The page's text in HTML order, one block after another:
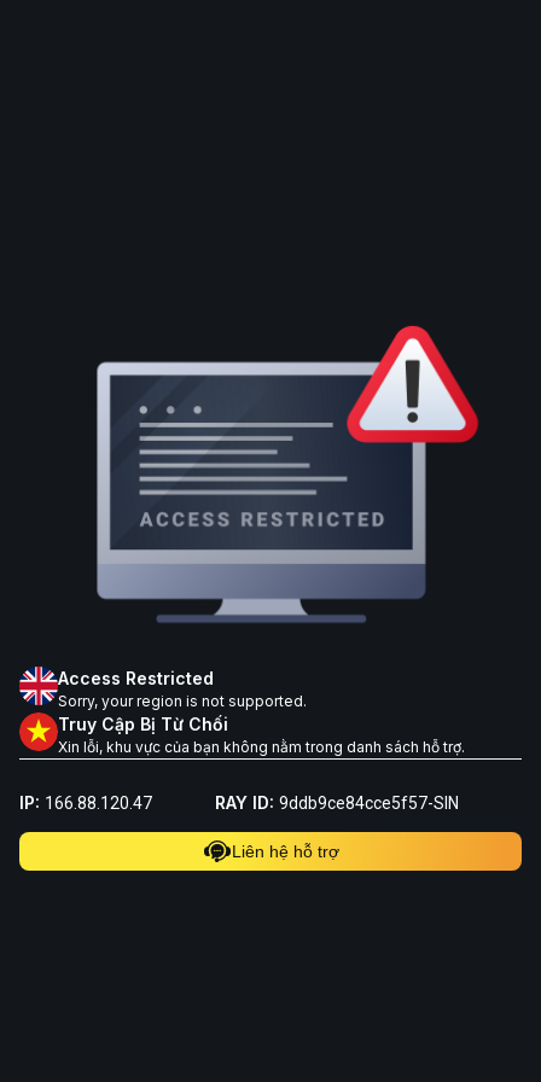
Access Restricted
Sorry, your region is not supported.
Truy Cập Bị Từ Chối
Xin lỗi, khu vực của bạn không nằm trong danh sách hỗ trợ.
IP: 166.88.120.47 RAY ID: 9ddb9ce84cce5f57-SIN
Liên hệ hỗ trợ